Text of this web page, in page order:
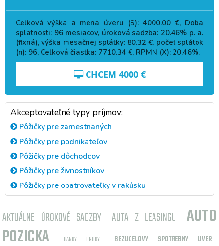
Celková výška a mena úveru (S):4000.00 €, Doba
splatnosti: 96mesiacov, úroková sadzba:20.46% p. a.
(fixná), výška mesačnej splátky: 80.32 €, počet splátok
(n): 96, Celková čiastka: 7710.34 €, RPMN (X): 20.46%.
CHCEM 4000€
Akceptovateľné typy príjmov:
Pôžičky pre zamestnaných
Pôžičky pre podnikateľov
Pôžičky pre dôchodcov
Pôžičky pre živnostníkov
Pôžičky pre opatrovateľky v rakúsku
AKTUÁLNE ÚROKOVÉ SADZBY AUTA Z LEASINGU
AUTO
POZICKA
BANKY UROKY BEZUCELOVY SPOTREBNY UVER